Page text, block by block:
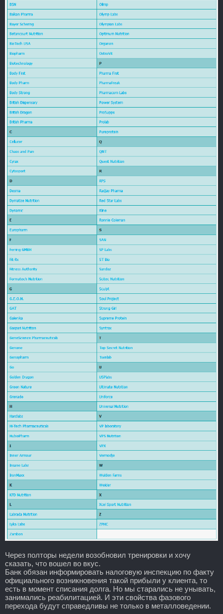
Через полторы недели возобновил тренировки и хочу
сказать, что вошел во вкус.
Банк обязан информировать налоговую инспекцию по факту
официального возникновения такой прибыли у клиента, то
есть в момент списания долга. Но мы старались не унывать,
занимались реабилитацией. И эти свойства фазового
перехода будут справедливы не только в металловедении.